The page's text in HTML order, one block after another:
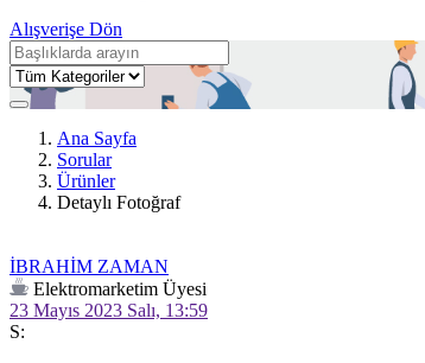
Alışverişe Dön
Ana Sayfa
Sorular
Ürünler
Detaylı Fotoğraf
İBRAHİM ZAMAN
Elektromarketim Üyesi
23 Mayıs 2023 Salı, 13:59
S: